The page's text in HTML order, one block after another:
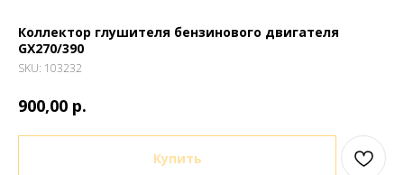
Коллектор глушителя бензинового двигателя
GX270/390
SKU: 103232
900,00 р.
Купить